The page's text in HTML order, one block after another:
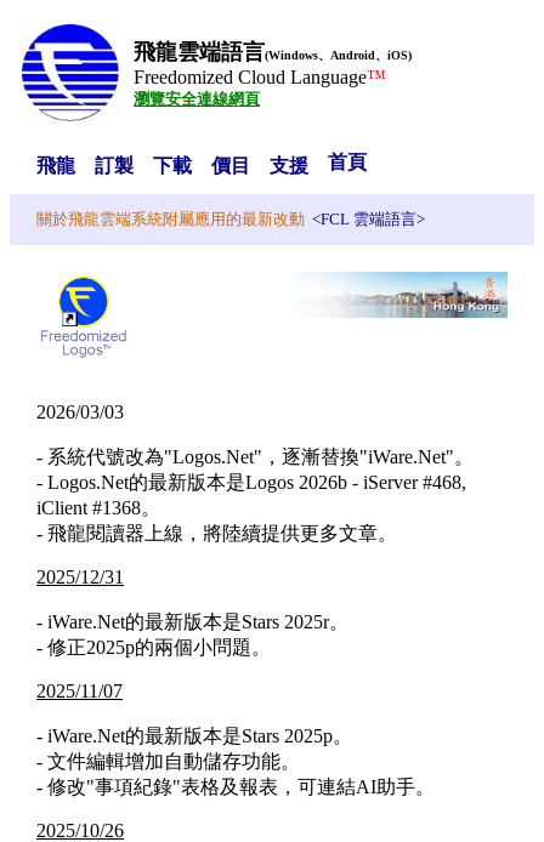
飛龍雲端語言(Windows、Android、iOS)
Freedomized Cloud Language™
瀏覽安全連線網頁
飛龍 訂製 下載 價目 支援 首頁
關於飛龍雲端系統附屬應用的最新改動 <FCL 雲端語言>
2026/03/03
- 系統代號改為"Logos.Net"，逐漸替換"iWare.Net"。
- Logos.Net的最新版本是Logos 2026b - iServer #468,
iClient #1368。
- 飛龍閱讀器上線，將陸續提供更多文章。
2025/12/31
- iWare.Net的最新版本是Stars 2025r。
- 修正2025p的兩個小問題。
2025/11/07
- iWare.Net的最新版本是Stars 2025p。
- 文件編輯增加自動儲存功能。
- 修改"事項紀錄"表格及報表，可連結AI助手。
2025/10/26